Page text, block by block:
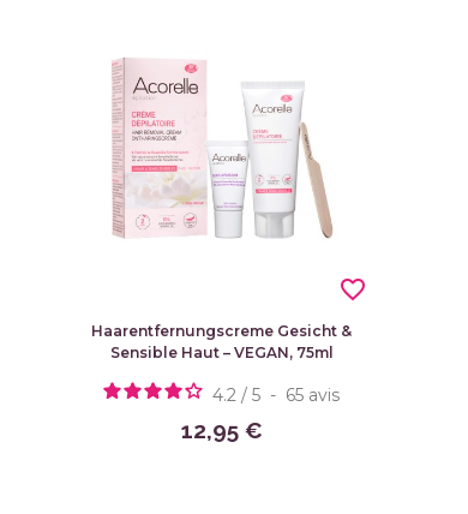
Haarentfernungscreme Gesicht &
Sensible Haut – VEGAN, 75ml
4.2 / 5 - 65 avis
12,95 €
favorite_border